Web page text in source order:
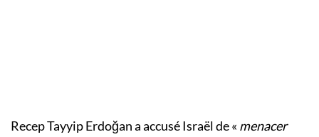
Recep Tayyip Erdoğan a accusé Israël de « menacer